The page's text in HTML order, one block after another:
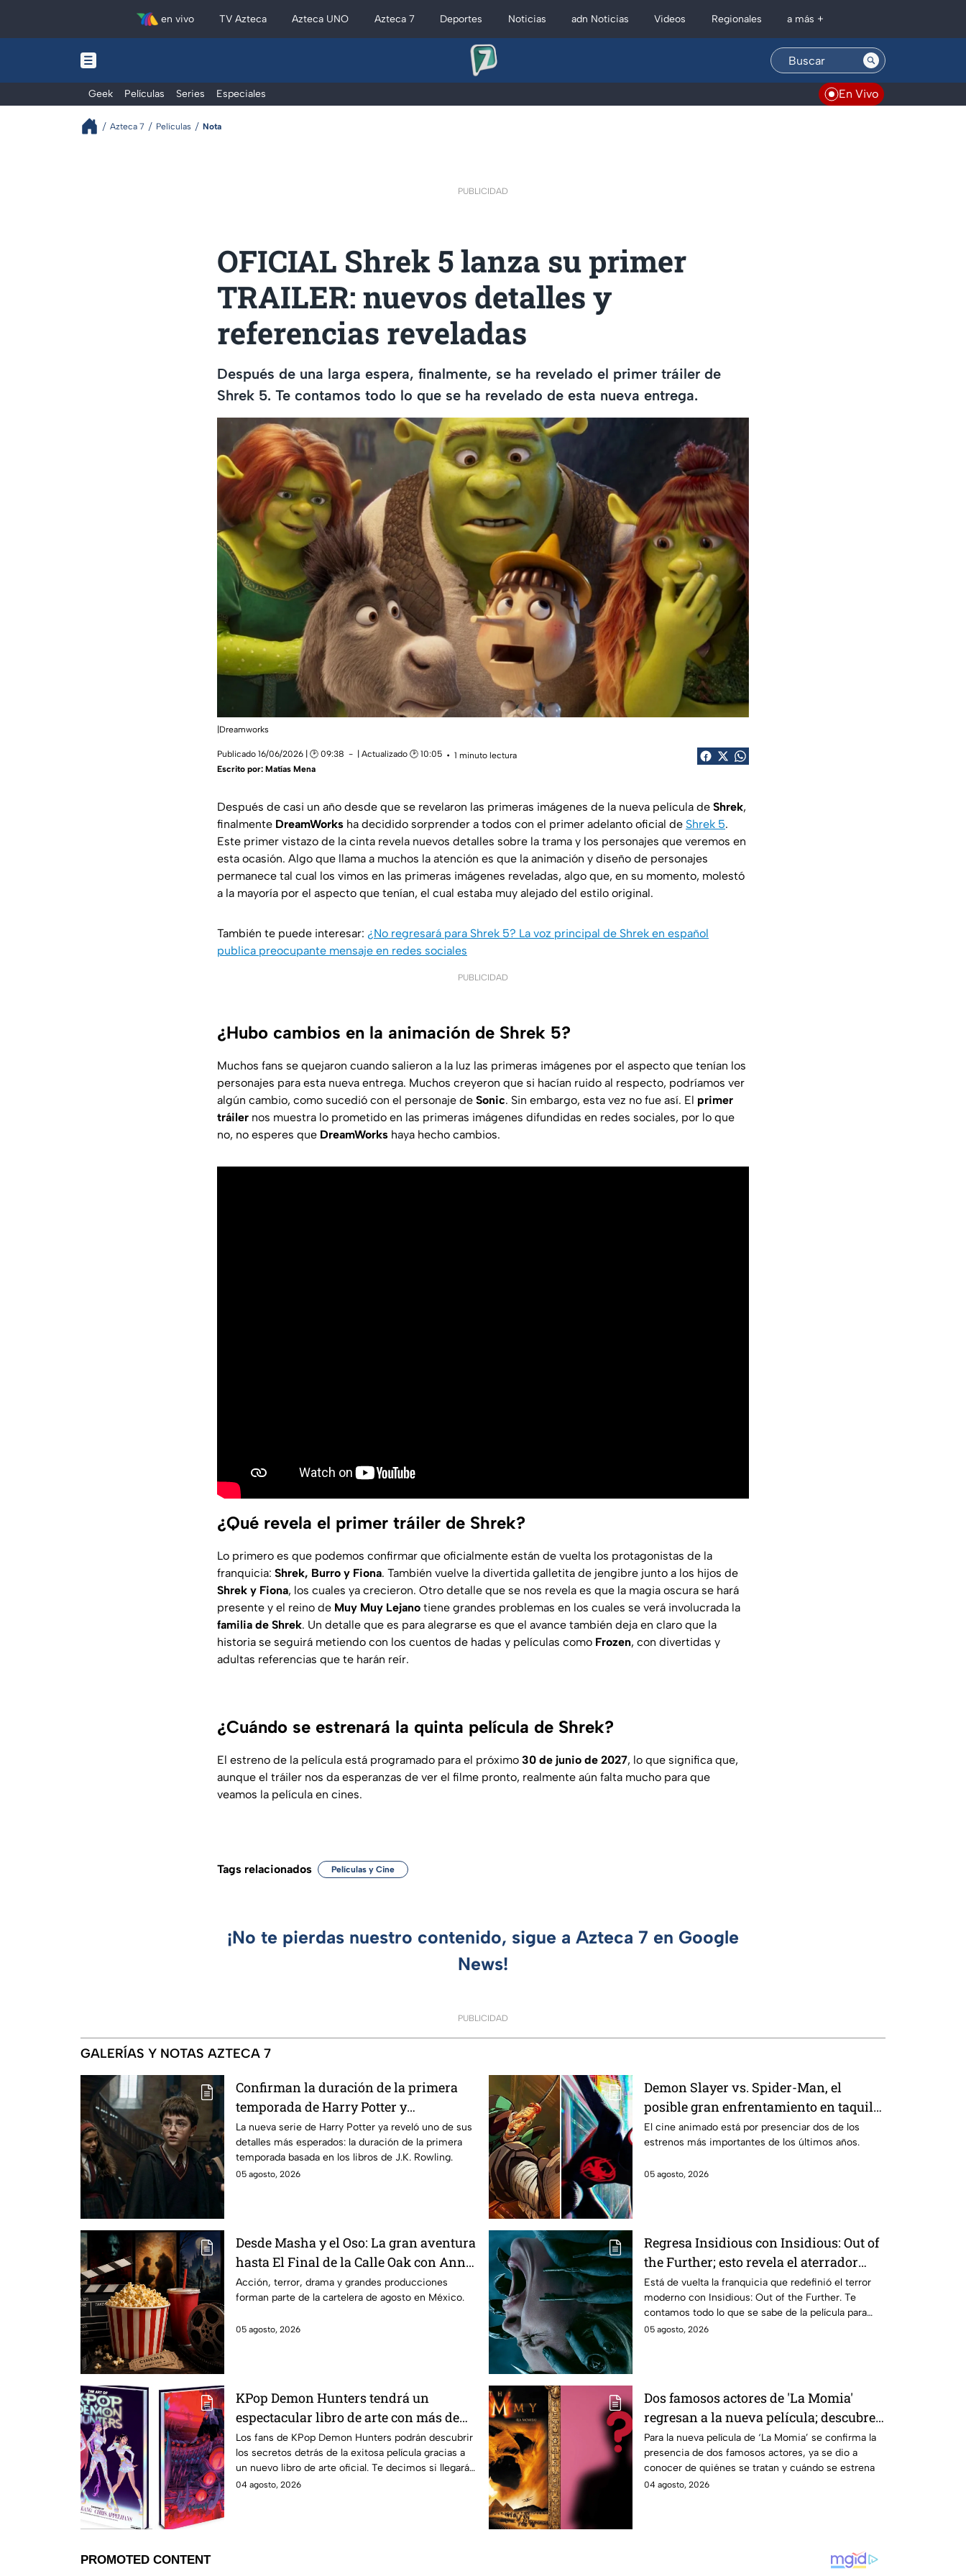
en vivo TV Azteca Azteca UNO Azteca 7 Deportes Noticias adn Noticias Videos Regionales a más +
Geek Películas Series Especiales En Vivo
Azteca 7 Películas Nota
PUBLICIDAD
OFICIAL Shrek 5 lanza su primer
TRAILER: nuevos detalles y
referencias reveladas
Después de una larga espera, finalmente, se ha revelado el primer tráiler de
Shrek 5. Te contamos todo lo que se ha revelado de esta nueva entrega.
|Dreamworks
Publicado 16/06/2026 | 🕑 09:38 | Actualizado 🕑 10:05
1 minuto lectura
Escrito por: Matías Mena
Después de casi un año desde que se revelaron las primeras imágenes de la nueva película de Shrek,
finalmente DreamWorks ha decidido sorprender a todos con el primer adelanto oficial de Shrek 5.
Este primer vistazo de la cinta revela nuevos detalles sobre la trama y los personajes que veremos en
esta ocasión. Algo que llama a muchos la atención es que la animación y diseño de personajes
permanece tal cual los vimos en las primeras imágenes reveladas, algo que, en su momento, molestó
a la mayoría por el aspecto que tenían, el cual estaba muy alejado del estilo original.
También te puede interesar: ¿No regresará para Shrek 5? La voz principal de Shrek en español
publica preocupante mensaje en redes sociales
PUBLICIDAD
¿Hubo cambios en la animación de Shrek 5?
Muchos fans se quejaron cuando salieron a la luz las primeras imágenes por el aspecto que tenían los
personajes para esta nueva entrega. Muchos creyeron que si hacían ruido al respecto, podríamos ver
algún cambio, como sucedió con el personaje de Sonic. Sin embargo, esta vez no fue así. El primer
tráiler nos muestra lo prometido en las primeras imágenes difundidas en redes sociales, por lo que
no, no esperes que DreamWorks haya hecho cambios.
¿Qué revela el primer tráiler de Shrek?
Lo primero es que podemos confirmar que oficialmente están de vuelta los protagonistas de la
franquicia: Shrek, Burro y Fiona. También vuelve la divertida galletita de jengibre junto a los hijos de
Shrek y Fiona, los cuales ya crecieron. Otro detalle que se nos revela es que la magia oscura se hará
presente y el reino de Muy Muy Lejano tiene grandes problemas en los cuales se verá involucrada la
familia de Shrek. Un detalle que es para alegrarse es que el avance también deja en claro que la
historia se seguirá metiendo con los cuentos de hadas y películas como Frozen, con divertidas y
adultas referencias que te harán reír.
¿Cuándo se estrenará la quinta película de Shrek?
El estreno de la película está programado para el próximo 30 de junio de 2027, lo que significa que,
aunque el tráiler nos da esperanzas de ver el filme pronto, realmente aún falta mucho para que
veamos la película en cines.
Tags relacionados Películas y Cine
¡No te pierdas nuestro contenido, sigue a Azteca 7 en Google
News!
PUBLICIDAD
GALERÍAS Y NOTAS AZTECA 7
Confirman la duración de la primera
temporada de Harry Potter y
emocionará a los fans de los libros
La nueva serie de Harry Potter ya reveló uno de sus
detalles más esperados: la duración de la primera
temporada basada en los libros de J.K. Rowling.
05 agosto, 2026
Demon Slayer vs. Spider-Man, el
posible gran enfrentamiento en taquilla
del 2027
El cine animado está por presenciar dos de los
estrenos más importantes de los últimos años.
05 agosto, 2026
Desde Masha y el Oso: La gran aventura
hasta El Final de la Calle Oak con Anne
Hathaway. Esta es la lista completa de
los estrenos en cines para agosto de
Acción, terror, drama y grandes producciones
forman parte de la cartelera de agosto en México.
05 agosto, 2026
Regresa Insidious con Insidious: Out of
the Further; esto revela el aterrador
primer tráiler
Está de vuelta la franquicia que redefinió el terror
moderno con Insidious: Out of the Further. Te
contamos todo lo que se sabe de la película para
que no te la pierdas.
05 agosto, 2026
KPop Demon Hunters tendrá un
espectacular libro de arte con más de
500 ilustraciones inéditas: ¿se venderá
en México?
Los fans de KPop Demon Hunters podrán descubrir
los secretos detrás de la exitosa película gracias a
un nuevo libro de arte oficial. Te decimos si llegará a
México.
04 agosto, 2026
Dos famosos actores de 'La Momia'
regresan a la nueva película; descubre
de quiénes se tratan
Para la nueva película de ‘La Momia’ se confirma la
presencia de dos famosos actores, ya se dio a
conocer de quiénes se tratan y cuándo se estrena
04 agosto, 2026